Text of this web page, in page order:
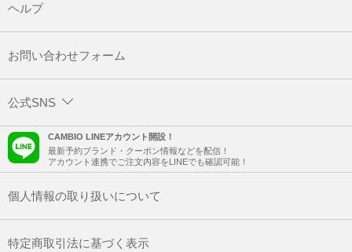
ヘルプ
お問い合わせフォーム
公式SNS
CAMBIO LINEアカウント開設！
最新予約ブランド・クーポン情報などを配信！
アカウント連携でご注文内容をLINEでも確認可能！
個人情報の取り扱いについて
特定商取引法に基づく表示